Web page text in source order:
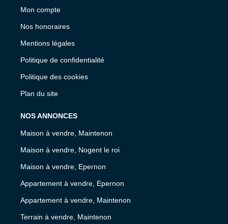
Mon compte
Nos honoraires
Mentions légales
Politique de confidentialité
Politique des cookies
Plan du site
NOS ANNONCES
Maison à vendre, Maintenon
Maison à vendre, Nogent le roi
Maison à vendre, Epernon
Appartement à vendre, Epernon
Appartement à vendre, Maintenon
Terrain à vendre, Maintenon